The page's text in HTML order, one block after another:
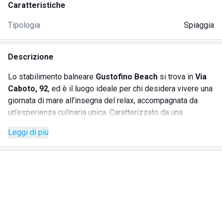
Caratteristiche
Tipologia Spiaggia
Descrizione
Lo stabilimento balneare Gustofino Beach si trova in Via
Caboto, 92, ed è il luogo ideale per chi desidera vivere una
giornata di mare all’insegna del relax, accompagnata da
un’esperienza culinaria unica. Caratterizzato da una
amici a quattro zampe, Gustofino Beach è il punto di
riferimento per coloro che amano la tranquillità e la qualità.
Leggi di più